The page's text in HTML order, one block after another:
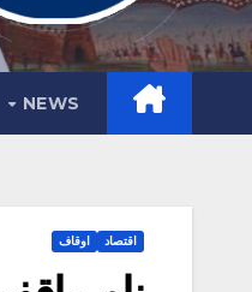
NEWS
اقتصاد اوقاف